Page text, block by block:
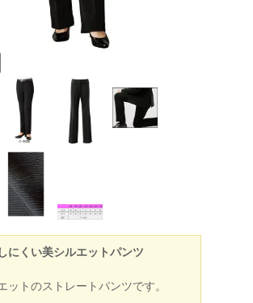
にくい美シルエットパンツ
ットのストレートパンツです。